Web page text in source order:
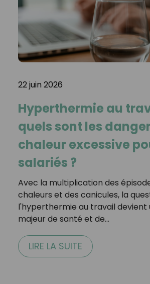
22 juin 2026
Hyperthermie au
quels sont les
chaleur excessive
salariés ?
Avec la multiplication des
chaleurs et des canicules, la
l'hyperthermie au travail devient
majeur de santé et de…
LIRE LA SUITE